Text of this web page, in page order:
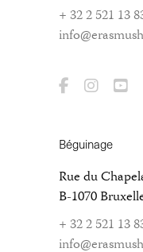
+ 32 2 521 13
Béguinage
Rue du
B-1070
+ 32 2 521 13